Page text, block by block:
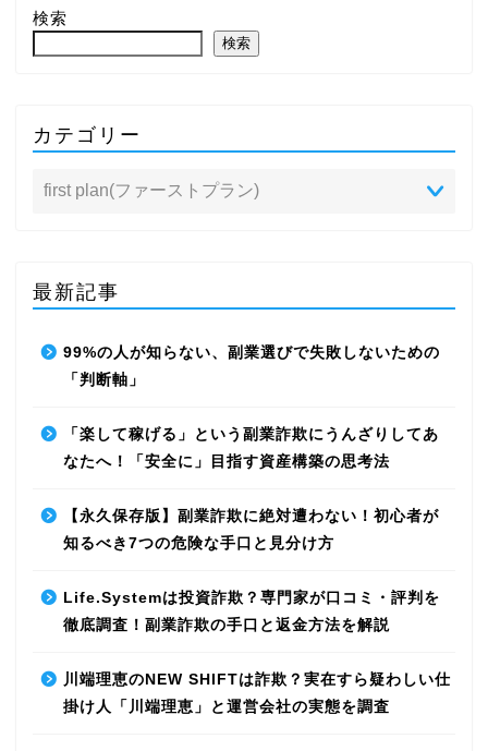
検索
検索
カテゴリー
最新記事
99%の人が知らない、副業選びで失敗しないための
「判断軸」
「楽して稼げる」という副業詐欺にうんざりしてあ
なたへ！「安全に」目指す資産構築の思考法
【永久保存版】副業詐欺に絶対遭わない！初心者が
知るべき7つの危険な手口と見分け方
Life.Systemは投資詐欺？専門家が口コミ・評判を
徹底調査！副業詐欺の手口と返金方法を解説
川端理恵のNEW SHIFTは詐欺？実在すら疑わしい仕
掛け人「川端理恵」と運営会社の実態を調査